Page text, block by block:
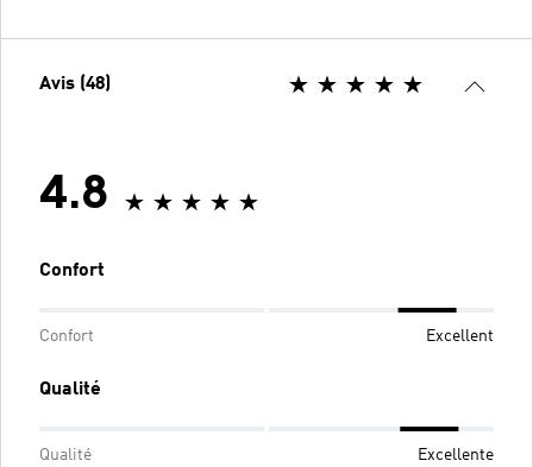
Avis (48)
4.8
Confort
Confort Excellent
Qualité
Qualité Excellente